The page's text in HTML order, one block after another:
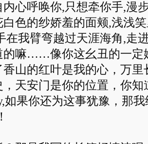
内心呼唤你,只想牵你手,漫
白色的纱娇羞的面颊,浅浅
在我臂弯越过天涯海角,走
的嘛……像你这幺丑的一
山的红叶是我的心，万
天安门是你的位置，你
如果你还为这事犹豫，那